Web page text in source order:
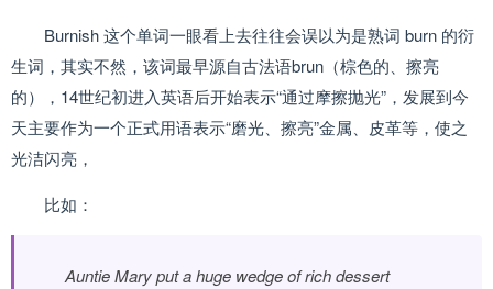
Burnish 这个单词一眼看上去往往会误以为是熟词 burn 的衍
生词，其实不然，该词最早源自古法语brun（棕色的、擦亮
的），14世纪初进入英语后开始表示“通过摩擦抛光”，发展到今
天主要作为一个正式用语表示“磨光、擦亮”金属、皮革等，使之
光洁闪亮，
比如：
Auntie Mary put a huge wedge of rich dessert